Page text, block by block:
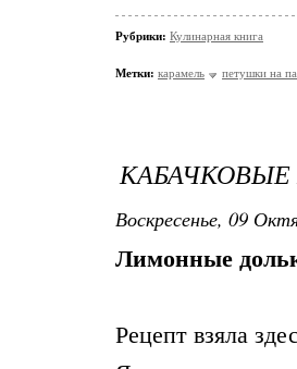
Рубрики: Кулинарная книга
Метки: карамель петушки на
Воскресенье, 09
Лимонные
Рецепт взяла